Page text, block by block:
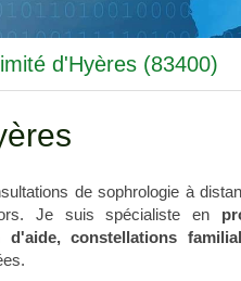
d'Hyères (83400)
de sophrologie à
Je suis spécialiste en
constellations